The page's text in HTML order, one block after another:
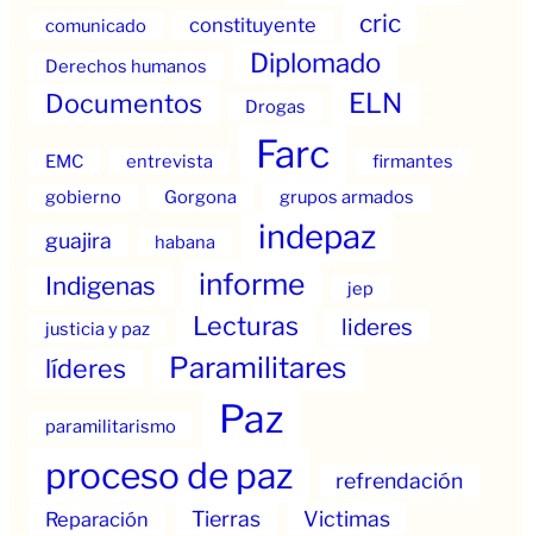
comunicado constituyente cric
Derechos humanos Diplomado
Documentos Drogas ELN
EMC entrevista Farc
firmantes
gobierno
Gorgona grupos armados
guajira habana indepaz
Indigenas informe
jep
justicia y paz
Lecturas lideres
líderes Paramilitares
paramilitarismo Paz
proceso de paz refrendación
Reparación Tierras Victimas